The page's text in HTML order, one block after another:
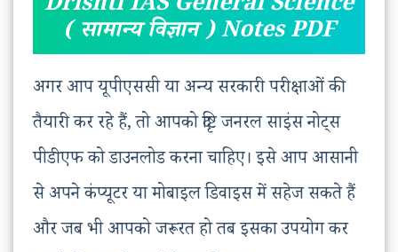
Drishti IAS General Science
( सामान्य विज्ञान ) Notes PDF
अगर आप यूपीएससी या अन्य सरकारी परीक्षाओं की
तैयारी कर रहे हैं, तो आपको दृष्टि जनरल साइंस नोट्स
पीडीएफ को डाउनलोड करना चाहिए। इसे आप आसानी
से अपने कंप्यूटर या मोबाइल डिवाइस में सहेज सकते हैं
और जब भी आपको जरूरत हो तब इसका उपयोग कर